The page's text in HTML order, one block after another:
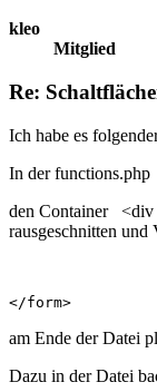
kleo
Mitglied
Re:
Ich habe es
In der functions.php
den Container <div
rausgeschnitten und
</form>
am Ende der Datei
Dazu in der Datei